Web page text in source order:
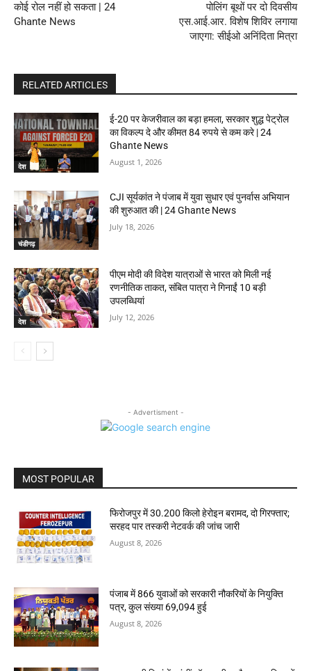
कोई रोल नहीं हो सकता | 24
Ghante News
पोलिंग बूथों पर दो दिवसीय
एस.आई.आर. विशेष शिविर लगाया
जाएगा: सीईओ अनिंदिता मित्रा
RELATED ARTICLES
देश
ई-20 पर केजरीवाल का बड़ा हमला, सरकार शुद्ध पेट्रोल
का विकल्प दे और कीमत 84 रुपये से कम करे | 24
Ghante News
August 1, 2026
चंडीगढ़
CJI सूर्यकांत ने पंजाब में युवा सुधार एवं पुनर्वास अभियान
की शुरुआत की | 24 Ghante News
July 18, 2026
देश
पीएम मोदी की विदेश यात्राओं से भारत को मिली नई
रणनीतिक ताकत, संबित पात्रा ने गिनाईं 10 बड़ी
उपलब्धियां
July 12, 2026
- Advertisment -
MOST POPULAR
फिरोजपुर में 30.200 किलो हेरोइन बरामद, दो गिरफ्तार;
सरहद पार तस्करी नेटवर्क की जांच जारी
August 8, 2026
पंजाब में 866 युवाओं को सरकारी नौकरियों के नियुक्ति
पत्र, कुल संख्या 69,094 हुई
August 8, 2026